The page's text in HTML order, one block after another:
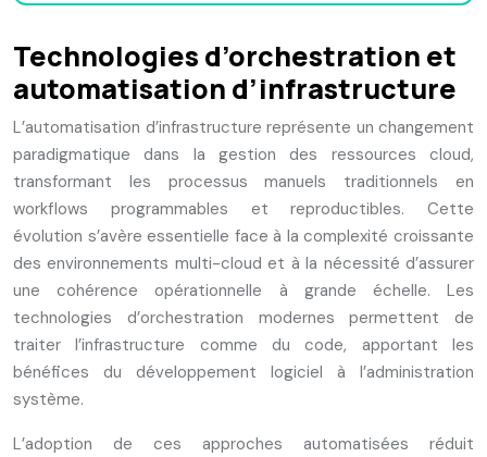
Technologies d’orchestration et
automatisation d’infrastructure
L’automatisation d’infrastructure représente un changement
paradigmatique dans la gestion des ressources cloud,
transformant les processus manuels traditionnels en
workflows programmables et reproductibles. Cette
évolution s’avère essentielle face à la complexité croissante
des environnements multi-cloud et à la nécessité d’assurer
une cohérence opérationnelle à grande échelle. Les
technologies d’orchestration modernes permettent de
traiter l’infrastructure comme du code, apportant les
bénéfices du développement logiciel à l’administration
système.
L’adoption de ces approches automatisées réduit